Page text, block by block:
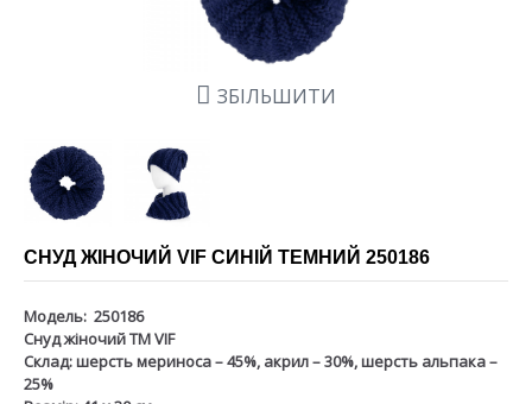
ЗБІЛЬШИТИ
СНУД ЖІНОЧИЙ VIF СИНІЙ ТЕМНИЙ 250186
Модель: 250186
Снуд жіночий ТМ VIF
Склад:шерсть мериноса – 45%, акрил – 30%, шерсть альпака –
25%